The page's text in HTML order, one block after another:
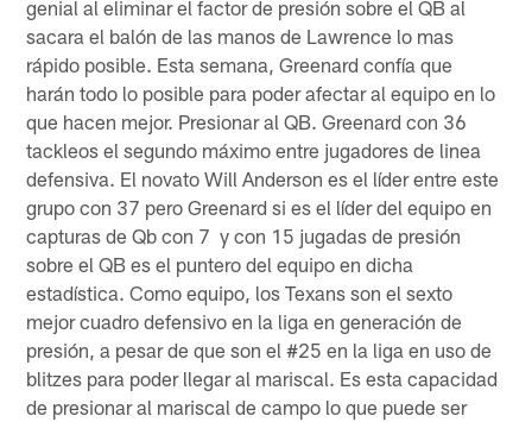
genial al eliminar el factor de presión sobre el QB al
sacara el balón de las manos de Lawrence lo mas
rápido posible. Esta semana, Greenard confía que
harán todo lo posible para poder afectar al equipo en lo
que hacen mejor. Presionar al QB. Greenard con 36
tackleos el segundo máximo entre jugadores de linea
defensiva. El novato Will Anderson es el líder entre este
grupo con 37 pero Greenard si es el líder del equipo en
capturas de Qb con 7 y con 15 jugadas de presión
sobre el QB es el puntero del equipo en dicha
estadística. Como equipo, los Texans son el sexto
mejor cuadro defensivo en la liga en generación de
presión, a pesar de que son el #25 en la liga en uso de
blitzes para poder llegar al mariscal. Es esta capacidad
de presionar al mariscal de campo lo que puede ser